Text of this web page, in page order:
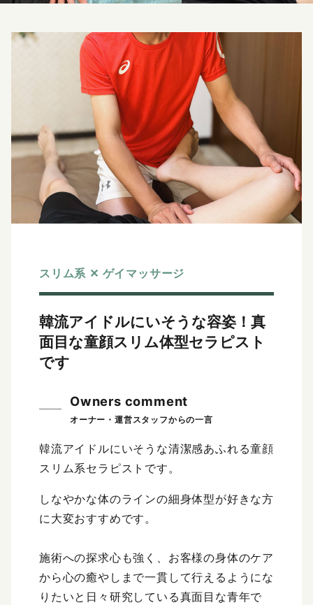
スリム系 ✕ ゲイマッサージ
韓流アイドルにいそうな容姿！ 真
面目な童顔スリム体型セラピスト
です
Owners comment
韓流アイドルにいそうな清潔感あふれる童顔
スリム系セラピストです。
しなやかな体のラインの細身体型が好きな方
に大変おすすめです。
施術への探求心も強く、お客様の身体のケア
から心の癒やしまで一貫して行えるようにな
りたいと日々研究している真面目な青年で